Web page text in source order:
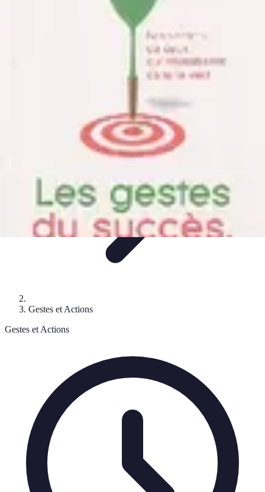
Relations amoureuses
Psychologie de l'Amour
Gestes et Actions
Gestes et Actions